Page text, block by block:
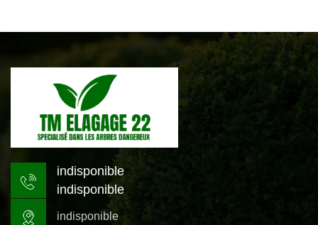
indisponible
indisponible
indisponible